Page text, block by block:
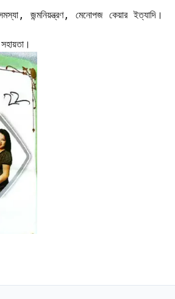
জন্মনিয়ন্ত্রণ, মেনোপজ কেয়ার ইত্যাদি।